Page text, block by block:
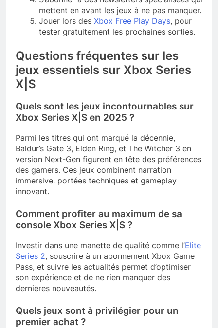
mettent en avant les jeux à ne pas manquer.
Jouer lors des Xbox Free Play Days, pour
tester gratuitement les prochaines sorties.
Questions fréquentes sur les
jeux essentiels sur Xbox Series
X|S
Quels sont les jeux incontournables sur
Xbox Series X|S en 2025 ?
Parmi les titres qui ont marqué la décennie,
Baldur’s Gate 3, Elden Ring, et The Witcher 3 en
version Next-Gen figurent en tête des préférences
des gamers. Ces jeux combinent narration
immersive, portées techniques et gameplay
innovant.
Comment profiter au maximum de sa
console Xbox Series X|S ?
Investir dans une manette de qualité comme l’Elite
Series 2, souscrire à un abonnement Xbox Game
Pass, et suivre les actualités permet d’optimiser
son expérience et de ne rien manquer des
dernières nouveautés.
Quels jeux sont à privilégier pour un
premier achat ?